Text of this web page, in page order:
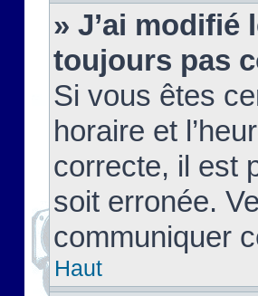
» J’ai modifié
toujours pas
Si vous êtes
horaire et
correcte, il est
soit erronée.
communiquer
Haut